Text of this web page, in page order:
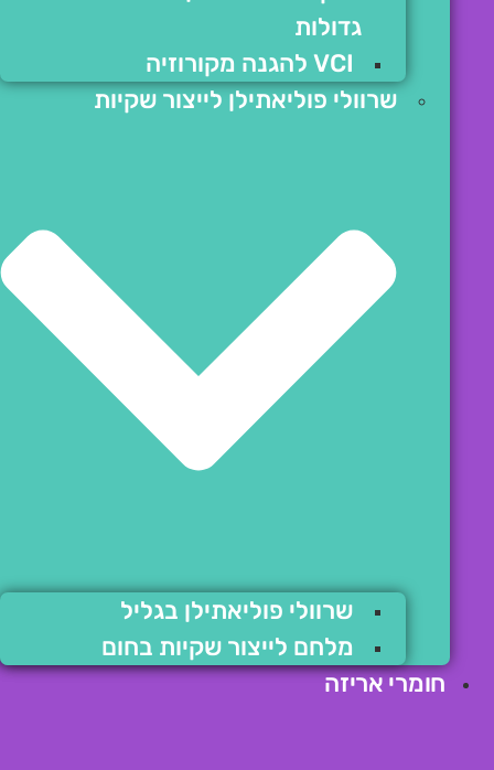
גדולות
VCI להגנה מקורוזיה
שרוולי פוליאתילן לייצור שקיות
שרוולי פוליאתילן בגליל
מלחם לייצור שקיות בחום
חומרי אריזה